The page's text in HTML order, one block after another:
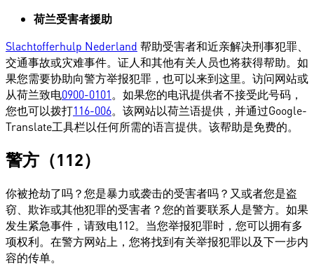
荷兰受害者援助
Slachtofferhulp Nederland 帮助受害者和近亲解决刑事犯罪、
交通事故或灾难事件。证人和其他有关人员也将获得帮助。如
果您需要协助向警方举报犯罪，也可以来到这里。访问网站或
从荷兰致电0900-0101。如果您的电讯提供者不接受此号码，
您也可以拨打116-006。该网站以荷兰语提供，并通过Google-
Translate工具栏以任何所需的语言提供。该帮助是免费的。
警方（112）
你被抢劫了吗？您是暴力或袭击的受害者吗？又或者您是盗
窃、欺诈或其他犯罪的受害者？您的首要联系人是警方。如果
发生紧急事件，请致电112。当您举报犯罪时，您可以拥有多
项权利。在警方网站上，您将找到有关举报犯罪以及下一步内
容的传单。